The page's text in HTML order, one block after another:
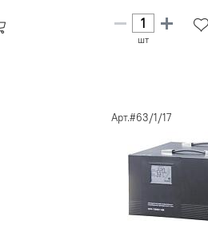
шт
Арт.#63/1/17